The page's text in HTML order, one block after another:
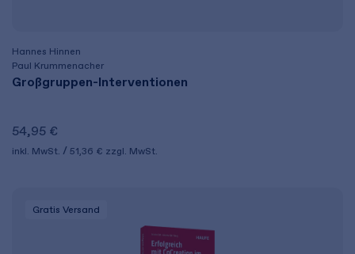
Hannes Hinnen
Paul Krummenacher
Großgruppen-Interventionen
54,95 €
inkl. MwSt. 51,36 € zzgl. MwSt.
Gratis Versand